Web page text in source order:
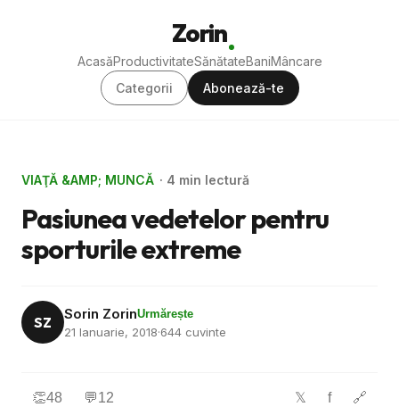
Zorin
AcasăProductivitateSănătateBaniMâncare
Categorii
Abonează-te
VIAŢĂ &AMP; MUNCĂ · 4 min lectură
Pasiunea vedetelor pentru
sporturile extreme
SZ Sorin ZorinUrmărește
21 Ianuarie, 2018·644 cuvinte
👏48 💬12 𝕏 f 🔗